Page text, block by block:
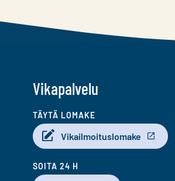
Vikapalvelu
TÄYTÄ LOMAKE
Vikailmoituslomake
SOITA 24 H